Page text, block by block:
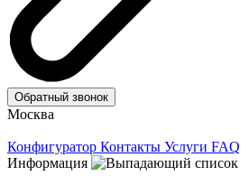
Обратный звонок
Москва
Конфигуратор Контакты Услуги FAQ
Информация